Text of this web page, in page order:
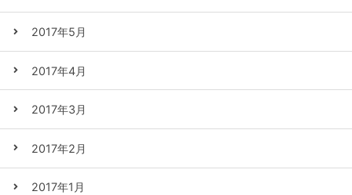
2017年5月
2017年4月
2017年3月
2017年2月
2017年1月